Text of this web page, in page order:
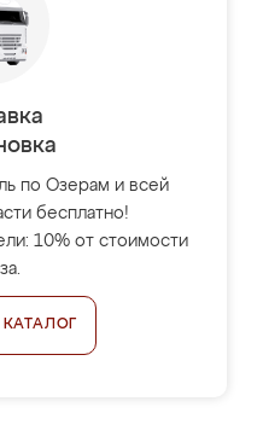
по Озерам и всей
бесплатно!
10% от стоимости
КАТАЛОГ